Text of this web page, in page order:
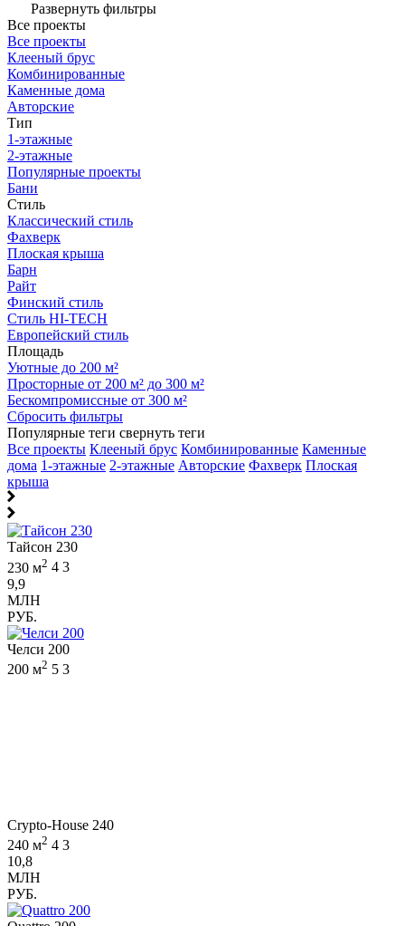
Развернуть фильтры
Все проекты
Все проекты
Клееный брус
Комбинированные
Каменные дома
Авторские
Тип
1-этажные
2-этажные
Популярные проекты
Бани
Стиль
Классический стиль
Фахверк
Плоская крыша
Барн
Райт
Финский стиль
Стиль HI-TECH
Европейский стиль
Площадь
Уютные до 200 м²
Просторные от 200 м² до 300 м²
Бескомпромиссные от 300 м²
Сбросить фильтры
Популярные теги свернуть теги
Все проекты Клееный брус Комбинированные Каменные
дома 1-этажные 2-этажные Авторские Фахверк Плоская
крыша
Тайсон 230
230 м2 4 3
9,9
МЛН
РУБ.
Челси 200
200 м2 5 3
Crypto-House 240
240 м2 4 3
10,8
МЛН
РУБ.